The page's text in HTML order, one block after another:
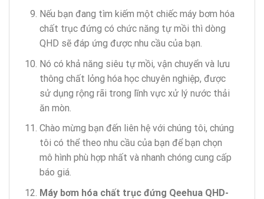
Nếu bạn đang tìm kiếm một chiếc máy bơm hóa
chất trục đứng có chức năng tự mồi thì dòng
QHD sẽ đáp ứng được nhu cầu của bạn.
Nó có khả năng siêu tự mồi, vận chuyển và lưu
thông chất lỏng hóa học chuyên nghiệp, được
sử dụng rộng rãi trong lĩnh vực xử lý nước thải
ăn mòn.
Chào mừng bạn đến liên hệ với chúng tôi, chúng
tôi có thể theo nhu cầu của bạn để bạn chọn
mô hình phù hợp nhất và nhanh chóng cung cấp
báo giá.
Máy bơm hóa chất trục đứng Qeehua QHD-